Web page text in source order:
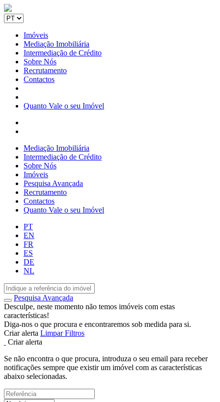
Imóveis
Mediação Imobiliária
Intermediação de Crédito
Sobre Nós
Recrutamento
Contactos
Quanto Vale o seu Imóvel
Mediação Imobiliária
Intermediação de Crédito
Sobre Nós
Imóveis
Pesquisa Avançada
Recrutamento
Contactos
Quanto Vale o seu Imóvel
PT
EN
FR
ES
DE
NL
Pesquisa Avançada
Desculpe, neste momento não temos imóveis com estas
características!
Diga-nos o que procura e encontraremos sob medida para si.
Criar alerta Limpar Filtros
Criar alerta
Se não encontra o que procura, introduza o seu email para receber
notificações sempre que existir um imóvel com as características
abaixo selecionadas.